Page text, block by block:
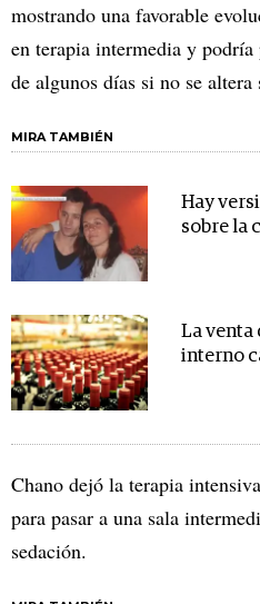
mostrando una favorable
en terapia intermedia y podría
de algunos días si no se
MIRA TAMBIÉN
Hay
sobre la
La venta
interno
Chano dejó la terapia
para pasar a una sala
sedación.